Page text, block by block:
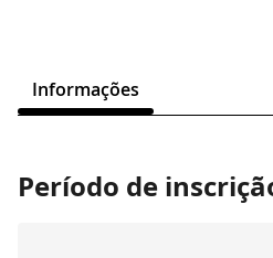
Informações
Período de